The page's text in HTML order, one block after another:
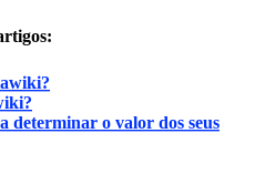
determinar o valor dos seus